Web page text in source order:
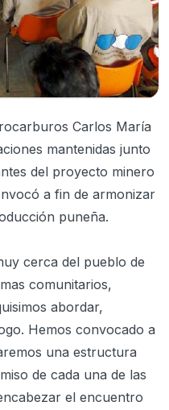
Carlos María
mantenidas junto
del proyecto minero
a fin de armonizar
puneña.
cerca del pueblo de
comunitarios,
abordar,
Hemos convocado a
una estructura
de cada una de las
el encuentro